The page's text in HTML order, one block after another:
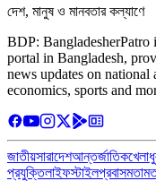
দেশ, মানুষ ও মানবতার কল্যাণে
BDP: BangladesherPatro
portal in Bangladesh,
news updates on
economics, sports and
জাতীয়সারাদেশআন্তর্জাতিক
প্রযুক্তিলাইফস্টাইলপ্রবাস